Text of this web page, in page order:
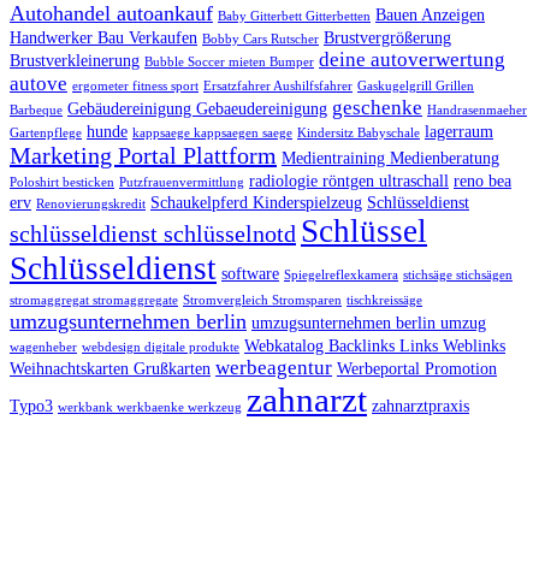
Autohandel autoankauf Baby Gitterbett Gitterbetten Bauen Anzeigen
Handwerker Bau Verkaufen Bobby Cars Rutscher Brustvergrößerung
Brustverkleinerung Bubble Soccer mieten Bumper deine autoverwertung
autove ergometer fitness sport Ersatzfahrer Aushilfsfahrer Gaskugelgrill Grillen
Barbeque Gebäudereinigung Gebaeudereinigung geschenke Handrasenmaeher
Gartenpflege hunde kappsaege kappsaegen saege Kindersitz Babyschale lagerraum
Marketing Portal Plattform Medientraining Medienberatung
Poloshirt besticken Putzfrauenvermittlung radiologie röntgen ultraschall reno bea
erv Renovierungskredit Schaukelpferd Kinderspielzeug Schlüsseldienst
schlüsseldienst schlüsselnotd Schlüssel
Schlüsseldienst software Spiegelreflexkamera stichsäge stichsägen
stromaggregat stromaggregate Stromvergleich Stromsparen tischkreissäge
umzugsunternehmen berlin umzugsunternehmen berlin umzug
wagenheber webdesign digitale produkte Webkatalog Backlinks Links Weblinks
Weihnachtskarten Grußkarten werbeagentur Werbeportal Promotion
Typo3 werkbank werkbaenke werkzeug zahnarzt zahnarztpraxis